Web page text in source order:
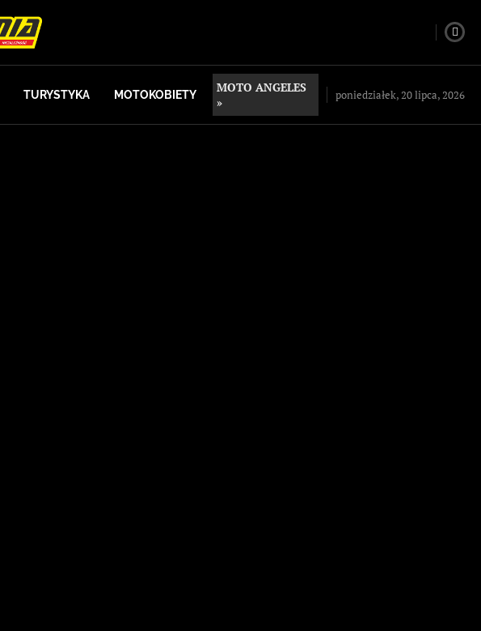
TURYSTYKA MOTOKOBIETY
MOTO ANGELES
»
poniedziałek, 20 lipca, 2026